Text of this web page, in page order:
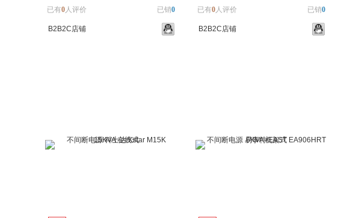
已有0人评价 已销0
B2B2C店铺
已有0人评价 已销0
B2B2C店铺